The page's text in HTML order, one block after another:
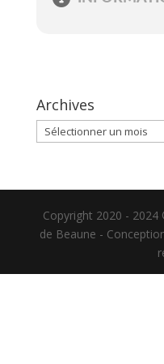
Archives
Archives
Copyright 2020 - 2024
de Beaune -